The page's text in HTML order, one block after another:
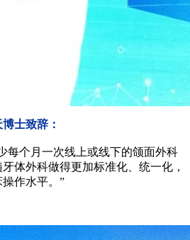
士致辞：
每个月一次线上或线下的颌面外科
体外科做得更加标准化、统一化，
作水平。”